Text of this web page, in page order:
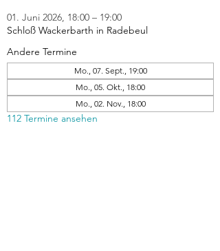
01. Juni 2026, 18:00 – 19:00
Schloß Wackerbarth in Radebeul
Andere Termine
Mo., 07. Sept., 19:00
Mo., 05. Okt., 18:00
Mo., 02. Nov., 18:00
112 Termine ansehen